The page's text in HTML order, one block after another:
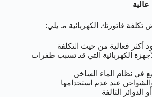
عالية
فاتورتك الكهربائية ما يلي:
أكثر فعالية من حيث التكلفة
الكهربائية التي قد تسبب طفرات
في نظام الماء الساخن
عند عدم استخدامها
الدوائر التالفة